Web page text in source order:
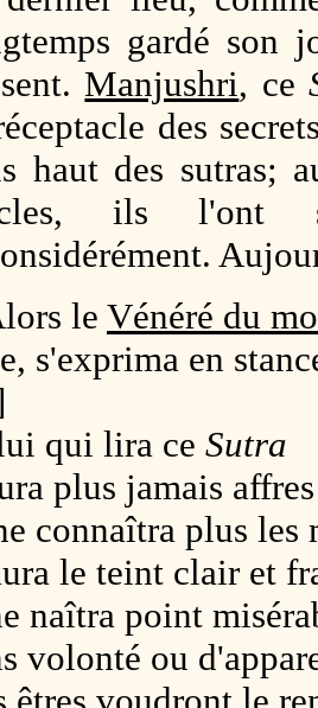
gardé son
Manjushri, ce
des
haut des sutras;
ils l'ont
le Vénéré du
s'exprima en
qui lira ce Sutra
plus jamais
connaîtra plus les
le teint clair et
naîtra point
volonté ou